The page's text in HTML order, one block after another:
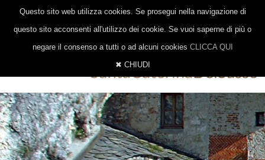
0332 647014 | 328 8377206 |
INFO@EREMOSANTACATERINA.IT
ITALIANO
INGLESE TEDESCO
Questo sito web utilizza cookies. Se prosegui nella navigazione di
questo sito acconsenti all'utilizzo dei cookie. Se vuoi saperne di più o
negare il consenso a tutti o ad alcuni cookies CLICCA QUI
✖ CHIUDI